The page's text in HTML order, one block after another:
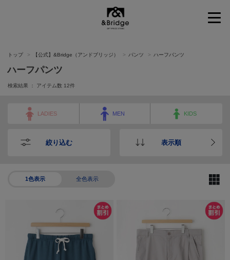
トップ 【公式】&Bridge（アンドブリッジ） パンツ ハーフパンツ
ハーフパンツ
検索結果 ： アイテム数 12件
LADIES MEN KIDS
絞り込む 表示順
1色表示 全色表示